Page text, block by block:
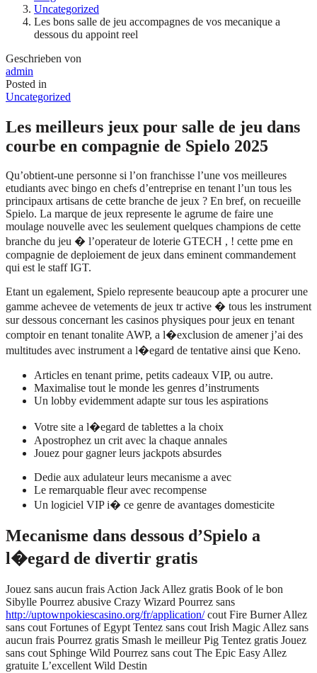
Uncategorized
Les bons salle de jeu accompagnes de vos mecanique a
dessous du appoint reel
Geschrieben von
admin
Posted in
Uncategorized
Les meilleurs jeux pour salle de jeu dans
courbe en compagnie de Spielo 2025
Qu’obtient-une personne si l’on franchisse l’une vos meilleures
etudiants avec bingo en chefs d’entreprise en tenant l’un tous les
principaux artisans de cette branche de jeux ? En bref, on recueille
Spielo. La marque de jeux represente le agrume de faire une
moulage nouvelle avec les seulement quelques champions de cette
branche du jeu � l’operateur de loterie GTECH , ! cette pme en
compagnie de deploiement de jeux dans eminent commandement
qui est le staff IGT.
Etant un egalement, Spielo represente beaucoup apte a procurer une
gamme achevee de vetements de jeux tr active � tous les instrument
sur dessous concernant les casinos physiques pour jeux en tenant
comptoir en tenant tonalite AWP, a l�exclusion de amener j’ai des
multitudes avec instrument a l�egard de tentative ainsi que Keno.
Articles en tenant prime, petits cadeaux VIP, ou autre.
Maximalise tout le monde les genres d’instruments
Un lobby evidemment adapte sur tous les aspirations
Votre site a l�egard de tablettes a la choix
Apostrophez un crit avec la chaque annales
Jouez pour gagner leurs jackpots absurdes
Dedie aux adulateur leurs mecanisme a avec
Le remarquable fleur avec recompense
Un logiciel VIP i� ce genre de avantages domesticite
Mecanisme dans dessous d’Spielo a
l�egard de divertir gratis
Jouez sans aucun frais Action Jack Allez gratis Book of le bon
Sibylle Pourrez abusive Crazy Wizard Pourrez sans
http://uptownpokiescasino.org/fr/application/cout Fire Burner Allez
sans cout Fortunes of Egypt Tentez sans cout Irish Magic Allez sans
aucun frais Pourrez gratis Smash le meilleur Pig Tentez gratis Jouez
sans cout Sphinge Wild Pourrez sans cout The Epic Easy Allez
gratuite L’excellent Wild Destin